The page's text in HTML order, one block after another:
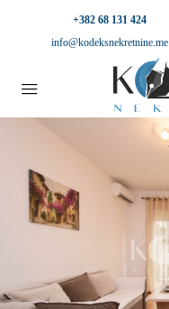
+382 68 131 424
info@kodeksnekretnine.me